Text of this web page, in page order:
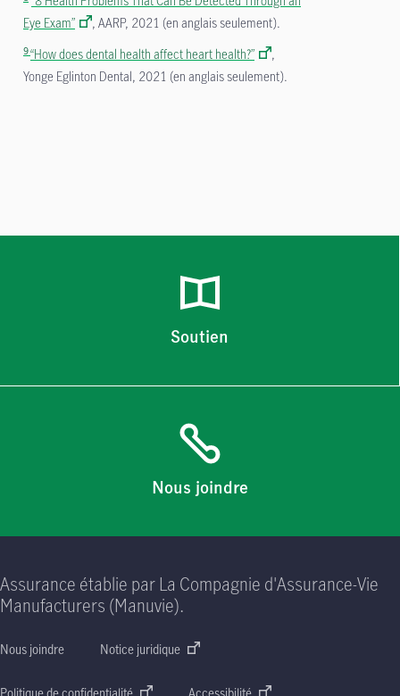
Eye Exam”
, AARP, 2021 (en anglais seulement).
9“How does dental health affect heart health?”
,
Yonge Eglinton Dental, 2021 (en anglais seulement).
Soutien
Nous joindre
Assurance établie par La Compagnie d'Assurance-Vie
Manufacturers (Manuvie).
Nous joindre Notice juridique